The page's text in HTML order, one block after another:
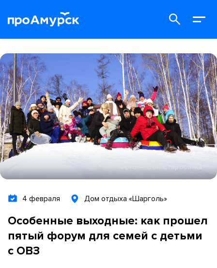
Фото — Зоя Старостина
4 февраля Дом отдыха «Шарголь»
Особенные выходные: как прошел
пятый форум для семей с детьми
с ОВЗ